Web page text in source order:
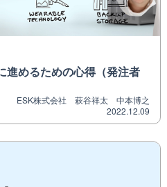
進めるための心得（発注者
ESK株式会社 萩谷祥太 中本博之
2022.12.09